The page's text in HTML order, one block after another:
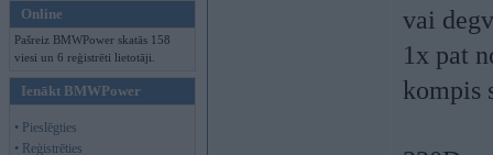
Online
Pašreiz BMWPower skatās 158
viesi un 6 reģistrēti lietotāji.
Ienākt BMWPower
• Pieslēgties
• Reģistrēties
vai
1x pat
kompis